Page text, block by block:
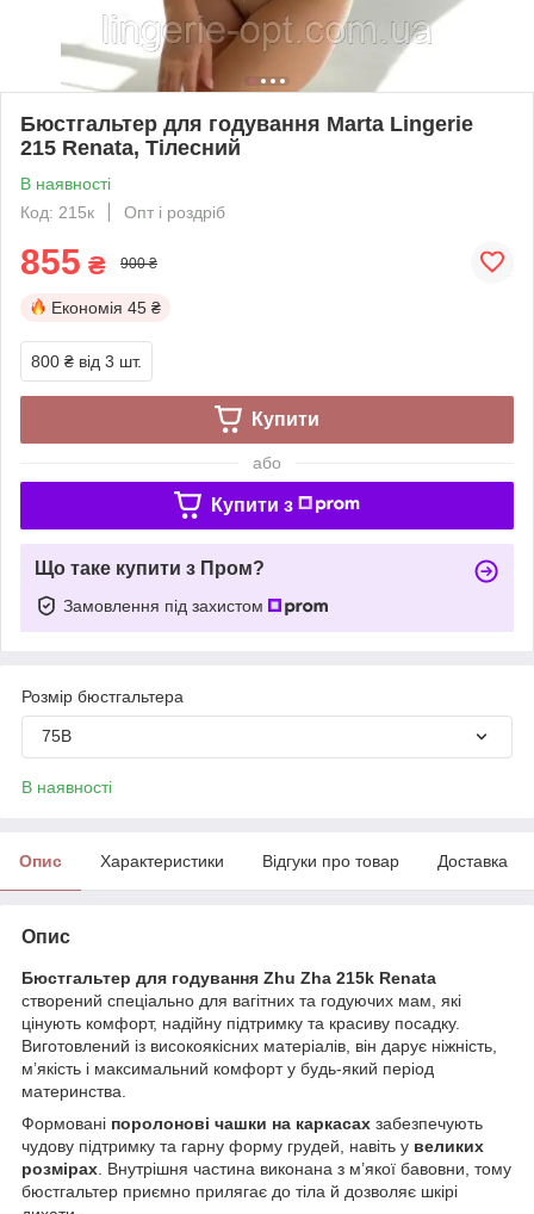
Бюстгальтер для годування Marta Lingerie
215 Renata, Тілесний
В наявності
Код: 215к
Опт і роздріб
855 ₴ 900 ₴
Економія 45 ₴
800 ₴ від 3 шт.
Купити
або
Купити з
Що таке купити з Пром?
Замовлення під захистом
Розмір бюстгальтера
75B
В наявності
Опис Характеристики Відгуки про товар Доставка
Опис
Бюстгальтер для годування Zhu Zha 215k Renata
створений спеціально для вагітних та годуючих мам, які
цінують комфорт, надійну підтримку та красиву посадку.
Виготовлений із високоякісних матеріалів, він дарує ніжність,
м’якість і максимальний комфорт у будь-який період
материнства.
Формовані поролонові чашки на каркасах забезпечують
чудову підтримку та гарну форму грудей, навіть у великих
розмірах . Внутрішня частина виконана з м’якої бавовни, тому
бюстгальтер приємно прилягає до тіла й дозволяє шкірі